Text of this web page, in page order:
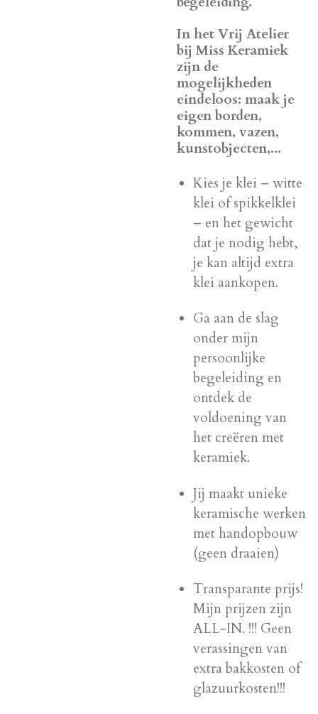
In het Vrij Atelier
bij Miss Keramiek
zijn de
mogelijkheden
eindeloos: maak je
eigen borden,
kommen, vazen,
kunstobjecten,...
Kies je klei – witte
klei of spikkelklei
– en het gewicht
dat je nodig hebt,
je kan altijd extra
klei aankopen.
Ga aan de slag
onder mijn
persoonlijke
begeleiding en
ontdek de
voldoening van
het creëren met
keramiek.
Jij maakt unieke
keramische werken
met handopbouw
(geen draaien)
Transparante prijs!
Mijn prijzen zijn
ALL-IN. !!! Geen
verassingen van
extra bakkosten of
glazuurkosten!!!